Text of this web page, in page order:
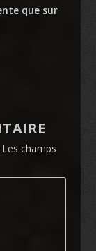
que sur
Les champs